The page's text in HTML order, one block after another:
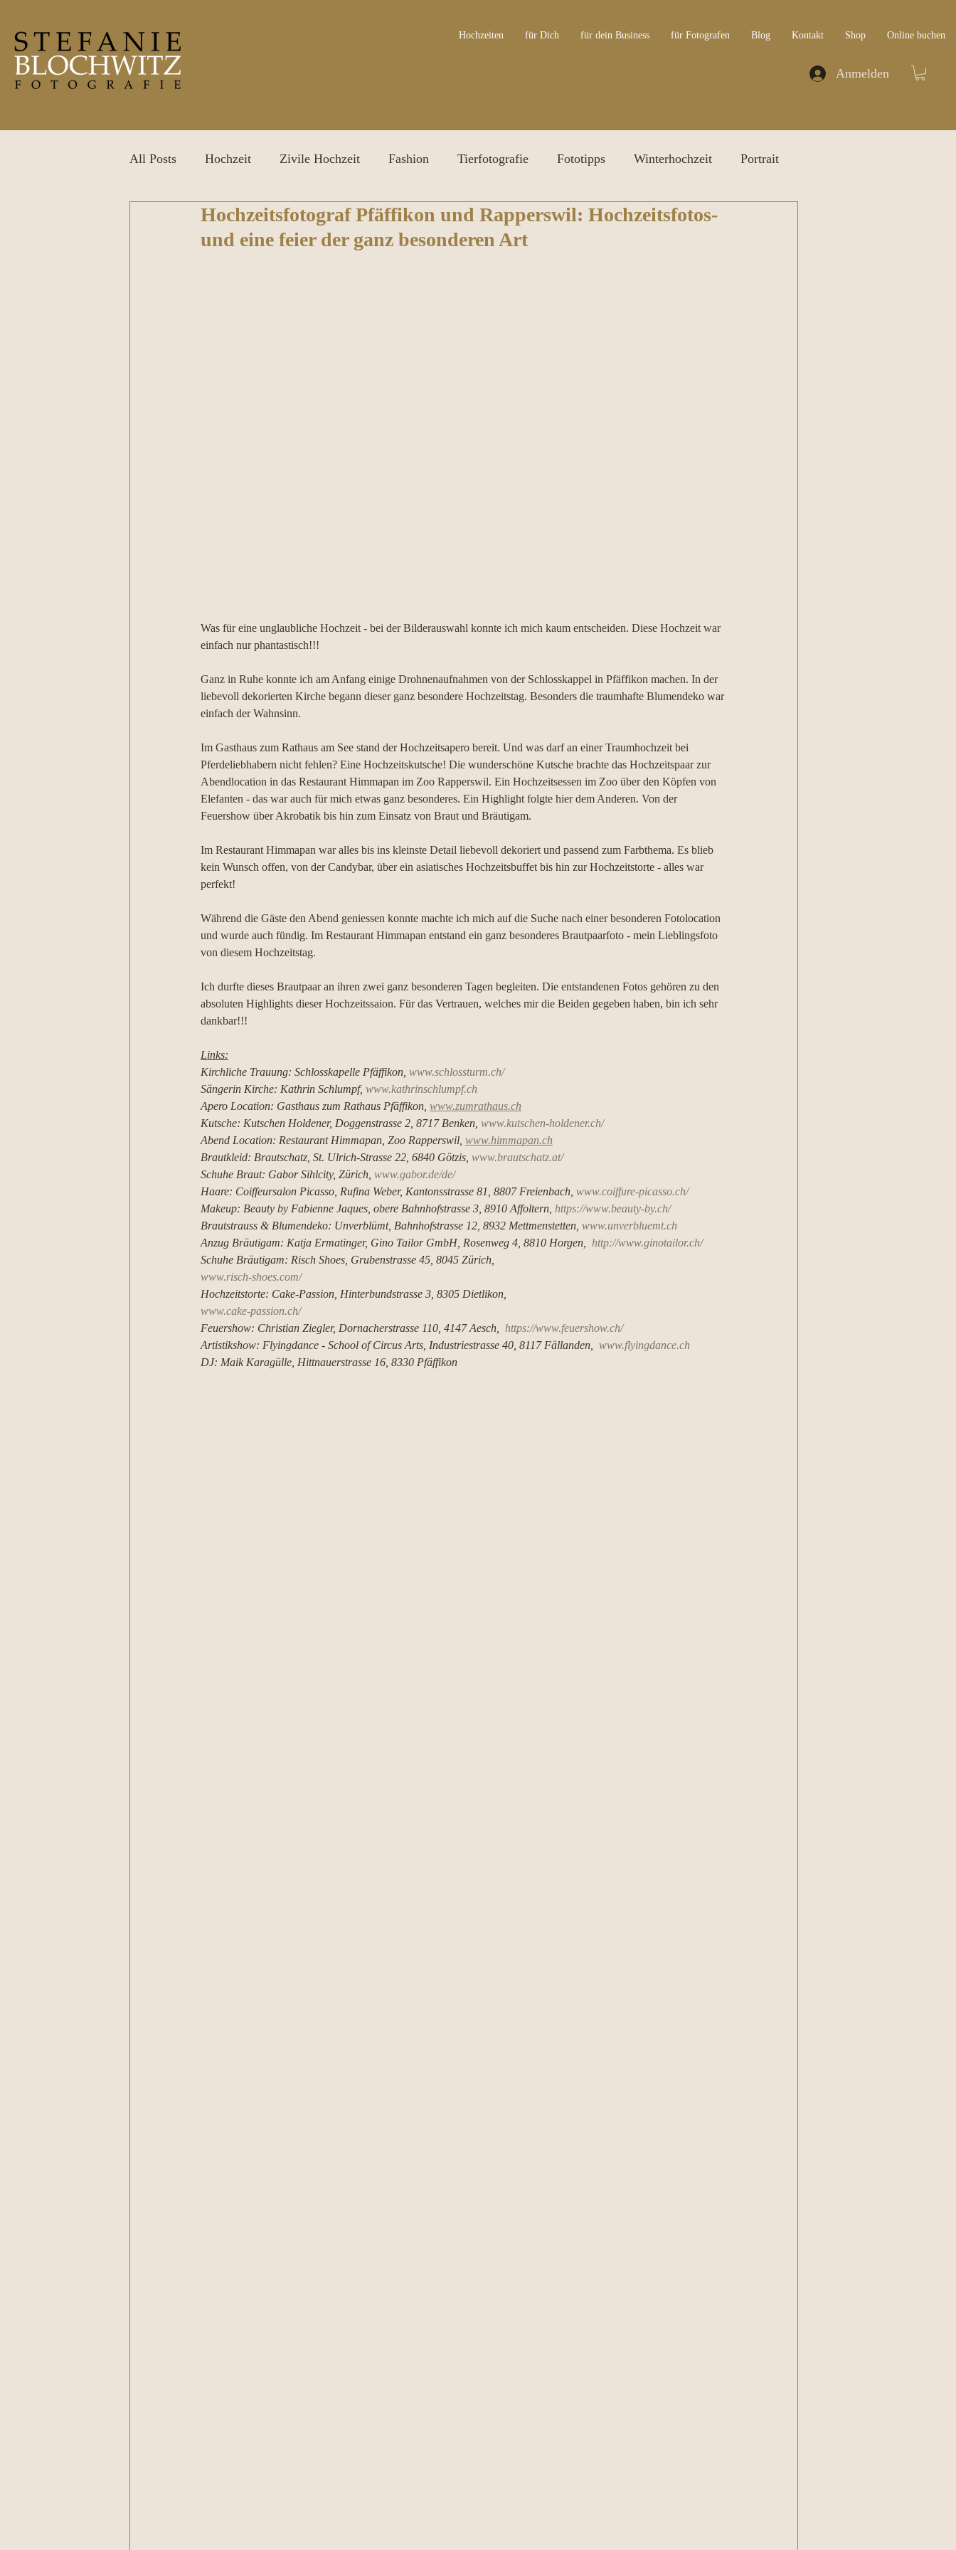
Hochzeiten für Dich für dein Business für Fotografen Blog Kontakt Shop Online buchen
Anmelden
All Posts Hochzeit Zivile Hochzeit Fashion Tierfotografie Fototipps Winterhochzeit Portrait
After Wedding Shooting Personal Branding Shooting Irisfotografie Awards
Hochzeitsfotograf Pfäffikon und Rapperswil: Hochzeitsfotos-
und eine feier der ganz besonderen Art
Was für eine unglaubliche Hochzeit - bei der Bilderauswahl konnte ich mich kaum entscheiden. Diese Hochzeit war
einfach nur phantastisch!!!
Ganz in Ruhe konnte ich am Anfang einige Drohnenaufnahmen von der Schlosskappel in Pfäffikon machen. In der
liebevoll dekorierten Kirche begann dieser ganz besondere Hochzeitstag. Besonders die traumhafte Blumendeko war
einfach der Wahnsinn.
Im Gasthaus zum Rathaus am See stand der Hochzeitsapero bereit. Und was darf an einer Traumhochzeit bei
Pferdeliebhabern nicht fehlen? Eine Hochzeitskutsche! Die wunderschöne Kutsche brachte das Hochzeitspaar zur
Abendlocation in das Restaurant Himmapan im Zoo Rapperswil. Ein Hochzeitsessen im Zoo über den Köpfen von
Elefanten - das war auch für mich etwas ganz besonderes. Ein Highlight folgte hier dem Anderen. Von der
Feuershow über Akrobatik bis hin zum Einsatz von Braut und Bräutigam.
Im Restaurant Himmapan war alles bis ins kleinste Detail liebevoll dekoriert und passend zum Farbthema. Es blieb
kein Wunsch offen, von der Candybar, über ein asiatisches Hochzeitsbuffet bis hin zur Hochzeitstorte - alles war
perfekt!
Während die Gäste den Abend geniessen konnte machte ich mich auf die Suche nach einer besonderen Fotolocation
und wurde auch fündig. Im Restaurant Himmapan entstand ein ganz besonderes Brautpaarfoto - mein Lieblingsfoto
von diesem Hochzeitstag.
Ich durfte dieses Brautpaar an ihren zwei ganz besonderen Tagen begleiten. Die entstandenen Fotos gehören zu den
absoluten Highlights dieser Hochzeitssaion. Für das Vertrauen, welches mir die Beiden gegeben haben, bin ich sehr
dankbar!!!
Links:
Kirchliche Trauung: Schlosskapelle Pfäffikon, www.schlossturm.ch/
Sängerin Kirche: Kathrin Schlumpf, www.kathrinschlumpf.ch
Apero Location: Gasthaus zum Rathaus Pfäffikon, www.zumrathaus.ch
Kutsche: Kutschen Holdener, Doggenstrasse 2, 8717 Benken, www.kutschen-holdener.ch/
Abend Location: Restaurant Himmapan, Zoo Rapperswil, www.himmapan.ch
Brautkleid: Brautschatz, St. Ulrich-Strasse 22, 6840 Götzis, www.brautschatz.at/
Schuhe Braut: Gabor Sihlcity, Zürich, www.gabor.de/de/
Haare: Coiffeursalon Picasso, Rufina Weber, Kantonsstrasse 81, 8807 Freienbach, www.coiffure-picasso.ch/
Makeup: Beauty by Fabienne Jaques, obere Bahnhofstrasse 3, 8910 Affoltern, https://www.beauty-by.ch/
Brautstrauss & Blumendeko: Unverblümt, Bahnhofstrasse 12, 8932 Mettmenstetten, www.unverbluemt.ch
Anzug Bräutigam: Katja Ermatinger, Gino Tailor GmbH, Rosenweg 4, 8810 Horgen, http://www.ginotailor.ch/
Schuhe Bräutigam: Risch Shoes, Grubenstrasse 45, 8045 Zürich,
www.risch-shoes.com/
Hochzeitstorte: Cake-Passion, Hinterbundstrasse 3, 8305 Dietlikon,
www.cake-passion.ch/
Feuershow: Christian Ziegler, Dornacherstrasse 110, 4147 Aesch, https://www.feuershow.ch/
Artistikshow: Flyingdance - School of Circus Arts, Industriestrasse 40, 8117 Fällanden, www.flyingdance.ch
DJ: Maik Karagülle, Hittnauerstrasse 16, 8330 Pfäffikon